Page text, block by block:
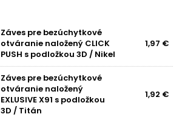
Záves pre bezúchytkové
otváranie naložený CLICK
PUSH s podložkou 3D / Nikel
1,97 €
Záves pre bezúchytkové
otváranie naložený
EXLUSIVE X91 s podložkou
3D / Titán
1,92 €